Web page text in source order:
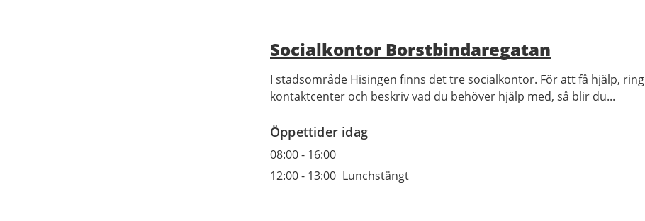
Socialkontor Borstbindaregatan
I stadsområde Hisingen finns det tre socialkontor. För att få hjälp, ring
kontaktcenter och beskriv vad du behöver hjälp med, så blir du...
Öppettider idag
08:00- 16:00
12:00- 13:00 Lunchstängt